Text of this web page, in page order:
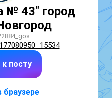
43" город
к посту